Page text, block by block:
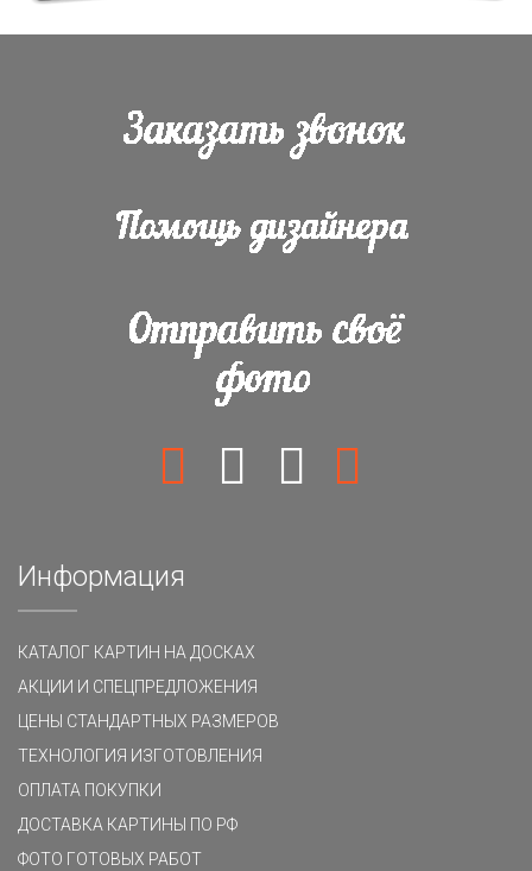
Информация
КАТАЛОГ КАРТИН НА ДОСКАХ
АКЦИИ И СПЕЦПРЕДЛОЖЕНИЯ
ЦЕНЫ СТАНДАРТНЫХ РАЗМЕРОВ
ТЕХНОЛОГИЯ ИЗГОТОВЛЕНИЯ
ОПЛАТА ПОКУПКИ
ДОСТАВКА КАРТИНЫ ПО РФ
ФОТО ГОТОВЫХ РАБОТ